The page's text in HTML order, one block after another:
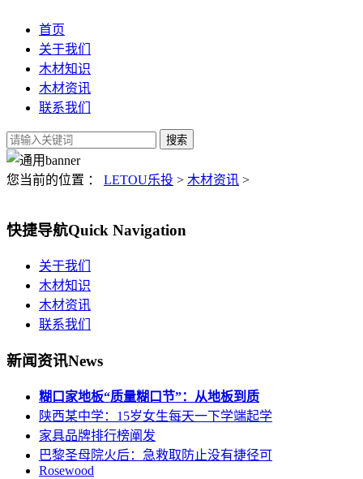
首页
关于我们
木材知识
木材资讯
联系我们
您当前的位置 ： LETOU乐投 > 木材资讯 >
快捷导航Quick Navigation
关于我们
木材知识
木材资讯
联系我们
新闻资讯News
糊口家地板“质量糊口节”：从地板到质
陕西某中学：15岁女生每天一下学端起学
家具品牌排行榜阐发
巴黎圣母院火后：急救取防止没有捷径可
Rosewood